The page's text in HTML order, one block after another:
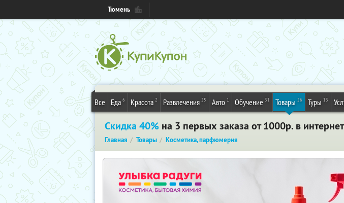
Тюмень
Все Еда 6 Красота 2 Развлечения 25 Авто 1 Обучение 31 Товары 26 Туры 13
Скидка 40% на 3 первых заказа от 1000р. в
Главная Товары Косметика, парфюмерия